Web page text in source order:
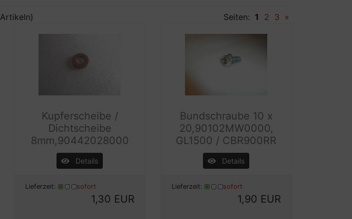
Artikeln) Seiten: 1 2 3 »
Kupferscheibe /
Dichtscheibe
8mm,90442028000
Details
Lieferzeit: sofort
1,30 EUR
Bundschraube 10 x
20,90102MW0000,
GL1500 / CBR900RR
Details
Lieferzeit: sofort
1,90 EUR